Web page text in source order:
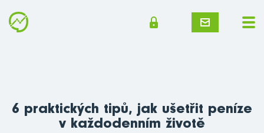
6 praktických tipů, jak ušetřit peníze
v každodenním životě